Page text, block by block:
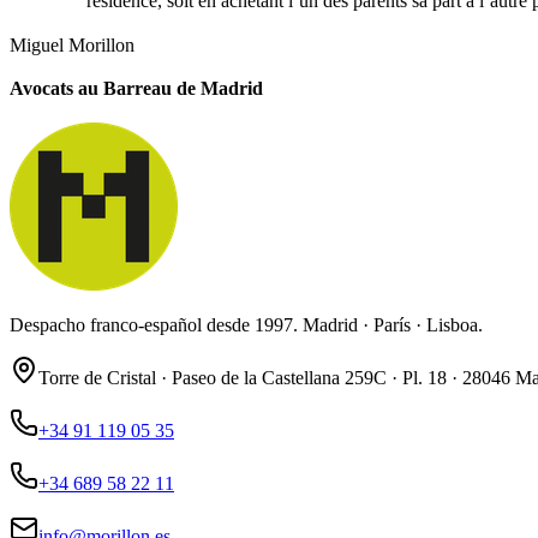
Miguel Morillon
Avocats au Barreau de Madrid
Despacho franco-español desde 1997. Madrid · París · Lisboa.
Torre de Cristal · Paseo de la Castellana 259C · Pl. 18 · 28046
+34 91 119 05 35
+34 689 58 22 11